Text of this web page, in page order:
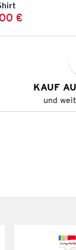
Preis:
Preis:
€
KAUF
und